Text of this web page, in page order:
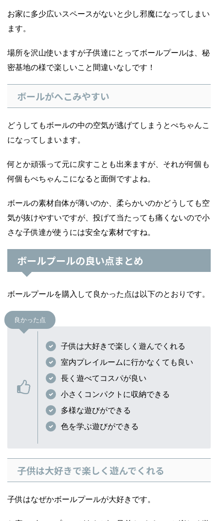
お家に多少広いスペースがないと少し邪魔になってしまい
ます。
場所を沢山使いますが子供達にとってボールプールは、秘
密基地の様で楽しいこと間違いなしです！
ボールがへこみやすい
どうしてもボールの中の空気が逃げてしまうとぺちゃんこ
になってしまいます。
何とか頑張って元に戻すことも出来ますが、それが何個も
何個もぺちゃんこになると面倒ですよね。
ボールの素材自体が薄いのか、柔らかいのかどうしても空
気が抜けやすいですが、投げて当たっても痛くないので小
さな子供達が使うには安全な素材ですね。
ボールプールの良い点まとめ
ボールプールを購入して良かった点は以下のとおりです。
良かった点
子供は大好きで楽しく遊んでくれる
室内プレイルームに行かなくても良い
長く遊べてコスパが良い
小さくコンパクトに収納できる
多様な遊びができる
色を学ぶ遊びができる
子供は大好きで楽しく遊んでくれる
子供はなぜかボールプールが大好きです。